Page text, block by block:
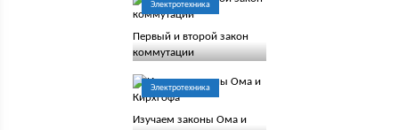
Электротехника
Первый и второй закон
коммутации
Электротехника
Изучаем законы Ома и